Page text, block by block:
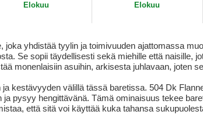
Elokuu
Elokuu
yhdistää tyylin ja toimivuuden ajattomassa
Se sopii täydellisesti sekä miehille että naisille,
monenlaisiin asuihin, arkisesta juhlavaan, joten
kestävyyden välillä tässä baretissa. 504 Dk
pysyy hengittävänä. Tämä ominaisuus tekee
että sitä voi käyttää kuka tahansa